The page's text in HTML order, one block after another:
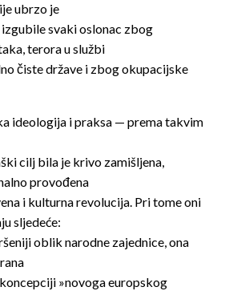
ubrzo je
izgubile svaki oslonac zbog
terora u službi
čiste države i zbog okupacijske
ideologija i praksa — prema takvim
cilj bila je krivo zamišljena,
provođena
i kulturna revolucija. Pri tome oni
sljedeće:
oblik narodne zajednice, ona
»novoga europskog